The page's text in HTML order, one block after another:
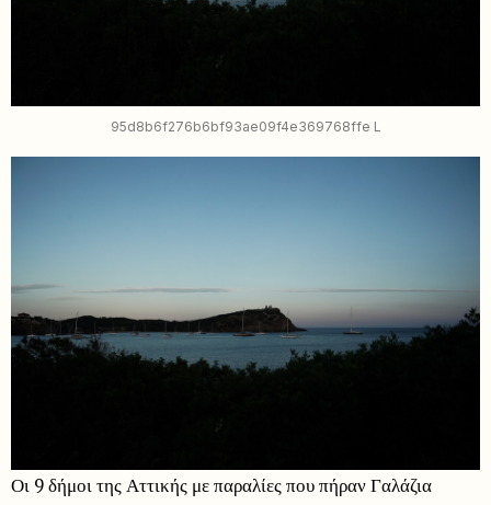
95d8b6f276b6bf93ae09f4e369768ffe L
Οι 9 δήμοι της Αττικής με παραλίες που πήραν Γαλάζια